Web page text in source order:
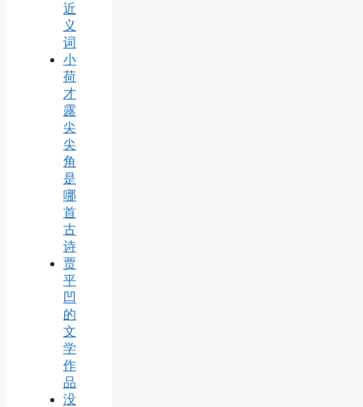
近
义
词
小
荷
才
露
尖
尖
角
是
哪
首
古
诗
贾
平
凹
的
文
学
作
品
没